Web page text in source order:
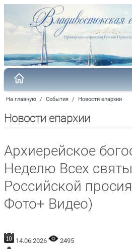
На главную / События / Новости епархии
Новости епархии
Архиерейское
Неделю Всех
Российской
Фото+ Видео)
14.06.2026
2495